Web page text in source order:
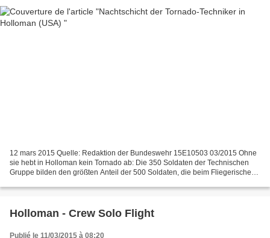
12 mars 2015 Quelle: Redaktion der Bundeswehr 15E10503 03/2015 Ohne
sie hebt in Holloman kein Tornado ab: Die 350 Soldaten der Technischen
Gruppe bilden den größten Anteil der 500 Soldaten, die beim Fliegerischen
Holloman - Crew Solo Flight
Publié le 11/03/2015 à 08:20